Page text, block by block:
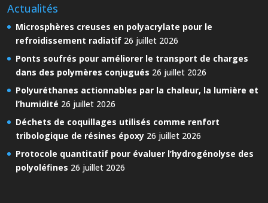
Actualités
Microsphères creuses en polyacrylate pour le
refroidissement radiatif 26 juillet 2026
Ponts soufrés pour améliorer le transport de charges
dans des polymères conjugués 26 juillet 2026
Polyuréthanes actionnables par la chaleur, la lumière et
l’humidité 26 juillet 2026
Déchets de coquillages utilisés comme renfort
tribologique de résines époxy 26 juillet 2026
Protocole quantitatif pour évaluer l’hydrogénolyse des
polyoléfines 26 juillet 2026